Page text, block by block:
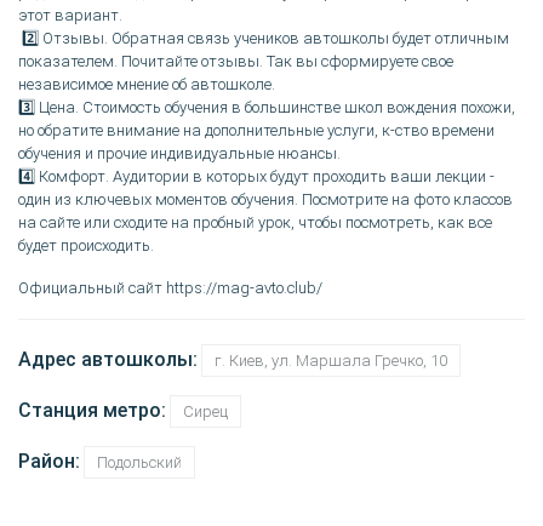
этот вариант.
2️⃣ Отзывы. Обратная связь учеников автошколы будет отличным
показателем. Почитайте отзывы. Так вы сформируете свое
независимое мнение об автошколе.
3️⃣ Цена. Стоимость обучения в большинстве школ вождения похожи,
но обратите внимание на дополнительные услуги, к-ство времени
обучения и прочие индивидуальные нюансы.
4️⃣ Комфорт. Аудитории в которых будут проходить ваши лекции -
один из ключевых моментов обучения. Посмотрите на фото классов
на сайте или сходите на пробный урок, чтобы посмотреть, как все
будет происходить.
Официальный сайт https://mag-avto.club/
Адрес автошколы: г. Киев, ул. Маршала Гречко, 10
Станция метро: Сирец
Район: Подольский